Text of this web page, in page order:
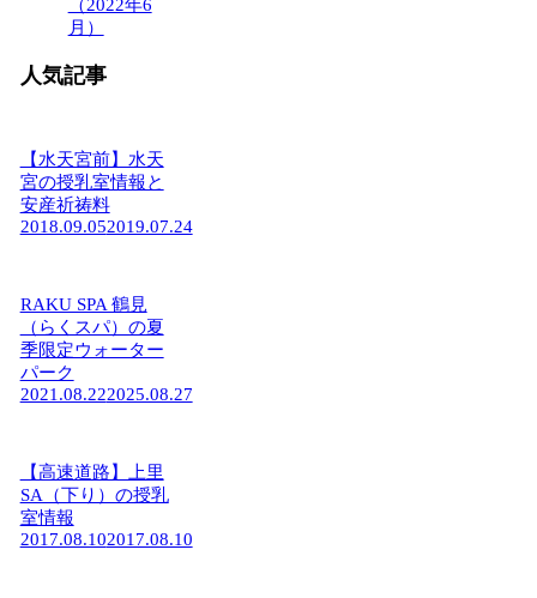
（2022年6
月）
人気記事
【水天宮前】水天
宮の授乳室情報と
安産祈祷料
2018.09.052019.07.24
RAKU SPA 鶴見
（らくスパ）の夏
季限定ウォーター
パーク
2021.08.222025.08.27
【高速道路】上里
SA（下り）の授乳
室情報
2017.08.102017.08.10